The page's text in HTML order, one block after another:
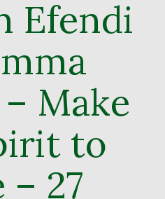
Efendi
Make
to
– 27